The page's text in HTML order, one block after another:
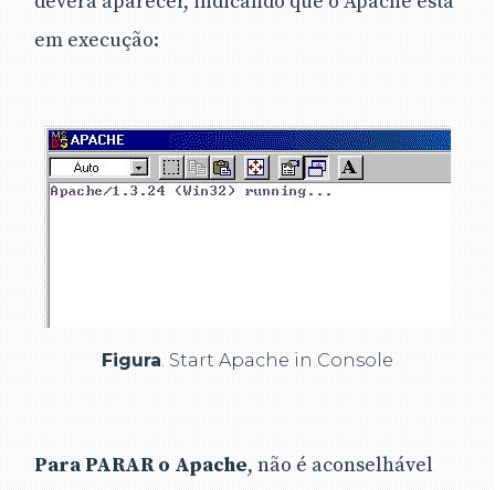
em execução:
Figura. Start Apache in Console
Para PARAR o Apache, não é aconselhável